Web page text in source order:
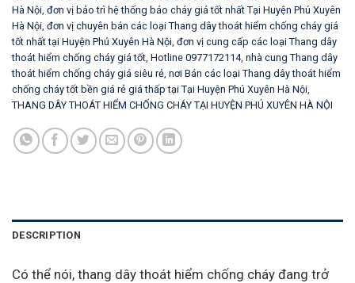
Hà Nội đơn vị bảo trì hệ thống báo cháy giá tốt nhất Tại Huyện Phú Xuyên
Hà Nội đơn vị chuyên bán các loại Thang dây thoát hiểm chống cháy giá
tốt nhất tại Huyện Phú Xuyên Hà Nội đơn vị cung cấp các loại Thang dây
thoát hiểm chống cháy giá tốt Hotline 0977172114, nhà cung Thang dây
thoát hiểm chống cháy giá siêu rẻ nơi Bán các loại Thang dây thoát hiểm
chống cháy tốt bền giá rẻ giá thấp tại Tại Huyện Phú Xuyên Hà Nội
THANG DÂY THOÁT HIỂM CHỐNG CHÁY TẠI HUYỆN PHÚ XUYÊN HÀ NỘI
DESCRIPTION
Có thể nói, thang dây thoát hiểm chống cháy đang trở